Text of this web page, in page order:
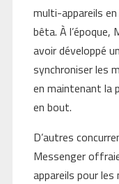
multi-appareils
bêta. À l’époque,
avoir développé
synchroniser les
en maintenant la
en bout.
D’autres
Messenger
appareils pour